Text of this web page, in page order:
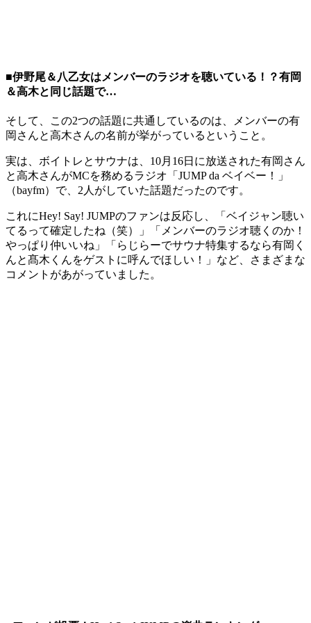
■伊野尾＆八乙女はメンバーのラジオを聴いている！？有岡
＆高木と同じ話題で…
そして、この2つの話題に共通しているのは、メンバーの有
岡さんと高木さんの名前が挙がっているということ。
実は、ボイトレとサウナは、10月16日に放送された有岡さん
と高木さんがMCを務めるラジオ「JUMP da ベイベー！」
（bayfm）で、2人がしていた話題だったのです。
これにHey! Say! JUMPのファンは反応し、「ベイジャン聴い
てるって確定したね（笑）」「メンバーのラジオ聴くのか！
やっぱり仲いいね」「らじらーでサウナ特集するなら有岡く
んと髙木くんをゲストに呼んでほしい！」など、さまざまな
コメントがあがっていました。